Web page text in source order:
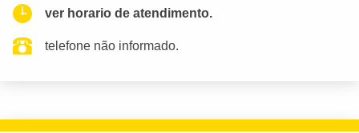
ver horario de atendimento.
telefone não informado.